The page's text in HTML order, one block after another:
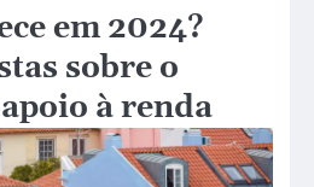
em 2024?
sobre o
à renda